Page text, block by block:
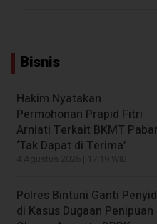
Bisnis
Hakim Nyatakan
Permohonan Prapid Fitri
Arniati Terkait BKMT Pabar
‘Tak Dapat di Terima’
Polres Bintuni Ganti
di Kasus Dugaan Penipuan